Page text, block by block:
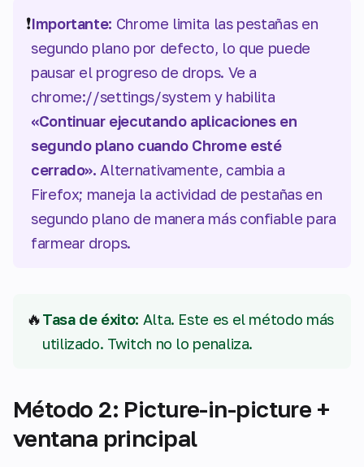
❗Importante: Chrome limita las pestañas en
segundo plano por defecto, lo que puede
pausar el progreso de drops. Ve a
chrome://settings/system y habilita
«Continuar ejecutando aplicaciones en
segundo plano cuando Chrome esté
cerrado». Alternativamente, cambia a
Firefox; maneja la actividad de pestañas en
segundo plano de manera más confiable para
farmear drops.
🔥Tasa de éxito: Alta. Este es el método más
utilizado. Twitch no lo penaliza.
Método 2: Picture-in-picture +
ventana principal